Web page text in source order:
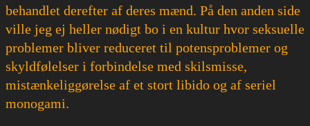
behandlet derefter af deres mænd. På den anden side
ville jeg ej heller nødigt bo i en kultur hvor seksuelle
problemer bliver reduceret til potensproblemer og
skyldfølelser i forbindelse med skilsmisse,
mistænkeliggørelse af et stort libido og af seriel
monogami.